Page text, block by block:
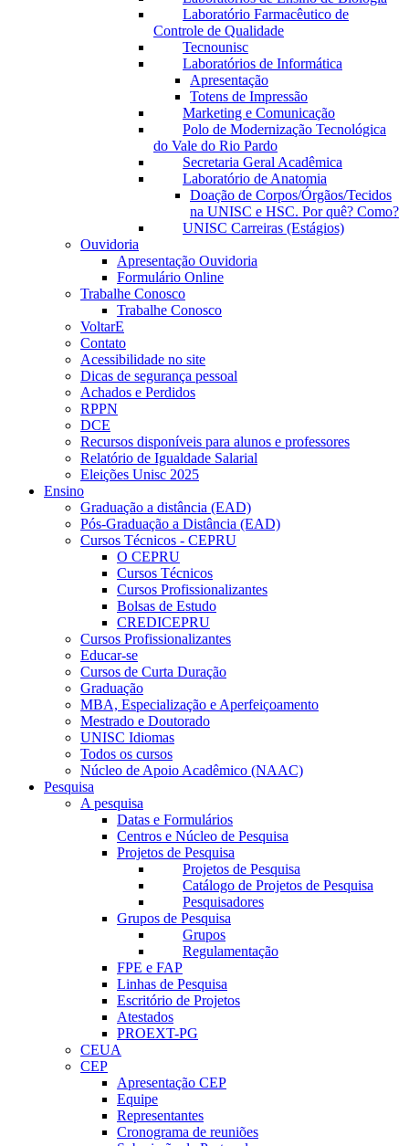
Laboratório Farmacêutico de
Controle de Qualidade
Tecnounisc
Laboratórios de Informática
Apresentação
Totens de Impressão
Marketing e Comunicação
Polo de Modernização Tecnológica
do Vale do Rio Pardo
Secretaria Geral Acadêmica
Laboratório de Anatomia
Doação de Corpos/Órgãos/Tecidos
na UNISC e HSC. Por quê? Como?
UNISC Carreiras (Estágios)
Ouvidoria
Apresentação Ouvidoria
Formulário Online
Trabalhe Conosco
Trabalhe Conosco
VoltarE
Contato
Acessibilidade no site
Dicas de segurança pessoal
Achados e Perdidos
RPPN
DCE
Recursos disponíveis para alunos e professores
Relatório de Igualdade Salarial
Eleições Unisc 2025
Ensino
Graduação a distância (EAD)
Pós-Graduação a Distância (EAD)
Cursos Técnicos - CEPRU
O CEPRU
Cursos Técnicos
Cursos Profissionalizantes
Bolsas de Estudo
CREDICEPRU
Cursos Profissionalizantes
Educar-se
Cursos de Curta Duração
Graduação
MBA, Especialização e Aperfeiçoamento
Mestrado e Doutorado
UNISC Idiomas
Todos os cursos
Núcleo de Apoio Acadêmico (NAAC)
Pesquisa
A pesquisa
Datas e Formulários
Centros e Núcleo de Pesquisa
Projetos de Pesquisa
Projetos de Pesquisa
Catálogo de Projetos de Pesquisa
Pesquisadores
Grupos de Pesquisa
Grupos
Regulamentação
FPE e FAP
Linhas de Pesquisa
Escritório de Projetos
Atestados
PROEXT-PG
CEUA
CEP
Apresentação CEP
Equipe
Representantes
Cronograma de reuniões